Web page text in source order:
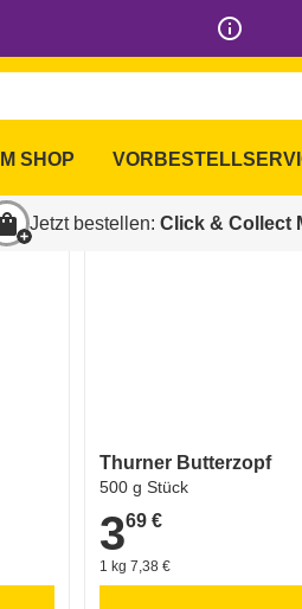
info_outline
SHOP
Jetzt bestellen: Click & Collect
Shop
favorite_border
Thurner Butterzopf
500 g Stück
3,69 €
369 €
1 kg 7,38 €